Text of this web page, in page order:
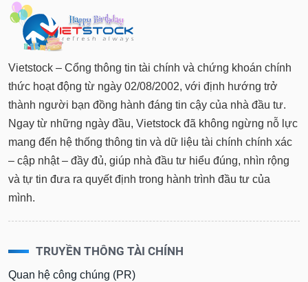
Vietstock – Cổng thông tin tài chính và chứng khoán chính
thức hoạt động từ ngày 02/08/2002, với định hướng trở
thành người bạn đồng hành đáng tin cậy của nhà đầu tư.
Ngay từ những ngày đầu, Vietstock đã không ngừng nỗ lực
mang đến hệ thống thông tin và dữ liệu tài chính chính xác
– cập nhật – đầy đủ, giúp nhà đầu tư hiểu đúng, nhìn rộng
và tự tin đưa ra quyết định trong hành trình đầu tư của
mình.
TRUYỀN THÔNG TÀI CHÍNH
Quan hệ công chúng (PR)
chính